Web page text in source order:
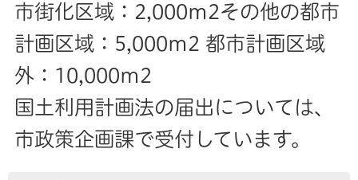
市街化区域：2,000m2その他の都市
計画区域：5,000m2 都市計画区域
外：10,000m2
国土利用計画法の届出については、
市政策企画課で受付しています。